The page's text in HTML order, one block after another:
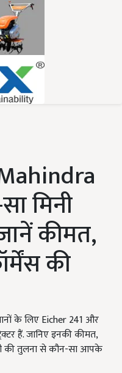
मिनी
कीमत,
की
के लिए Eicher 241 और
हैं. जानिए इनकी कीमत,
की तुलना से कौन-सा आपके